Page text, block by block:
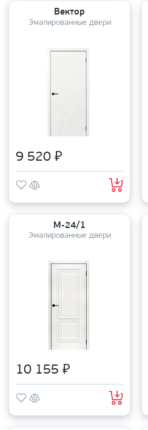
Вектор
Эмалированные двери
9 520 ₽
М-24/1
Эмалированные двери
10 155 ₽